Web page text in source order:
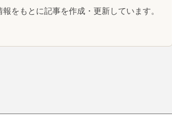
をもとに記事を作成・更新しています。